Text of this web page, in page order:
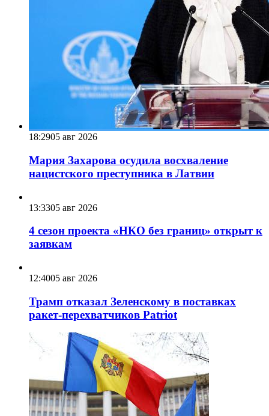
18:2905 авг 2026
Мария Захарова осудила восхваление
нацистского преступника в Латвии
13:3305 авг 2026
4 сезон проекта «НКО без границ» открыт к
заявкам
12:4005 авг 2026
Трамп отказал Зеленскому в поставках
ракет-перехватчиков Patriot